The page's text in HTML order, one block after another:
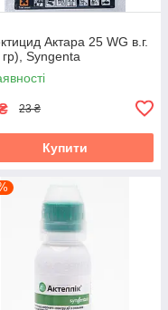
Актара 25 WG в.г.
Syngenta
23 ₴
Купити